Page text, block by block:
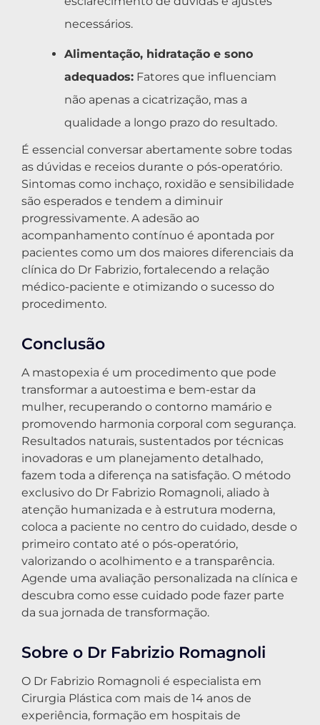
necessários.
Alimentação, hidratação e sono
adequados: Fatores que influenciam
não apenas a cicatrização, mas a
qualidade a longo prazo do resultado.
É essencial conversar abertamente sobre todas
as dúvidas e receios durante o pós-operatório.
Sintomas como inchaço, roxidão e sensibilidade
são esperados e tendem a diminuir
progressivamente. A adesão ao
acompanhamento contínuo é apontada por
pacientes como um dos maiores diferenciais da
clínica do Dr Fabrizio, fortalecendo a relação
médico-paciente e otimizando o sucesso do
procedimento.
Conclusão
A mastopexia é um procedimento que pode
transformar a autoestima e bem-estar da
mulher, recuperando o contorno mamário e
promovendo harmonia corporal com segurança.
Resultados naturais, sustentados por técnicas
inovadoras e um planejamento detalhado,
fazem toda a diferença na satisfação. O método
exclusivo do Dr Fabrizio Romagnoli, aliado à
atenção humanizada e à estrutura moderna,
coloca a paciente no centro do cuidado, desde o
primeiro contato até o pós-operatório,
valorizando o acolhimento e a transparência.
Agende uma avaliação personalizada na clínica e
descubra como esse cuidado pode fazer parte
da sua jornada de transformação.
Sobre o Dr Fabrizio Romagnoli
O Dr Fabrizio Romagnoli é especialista em
Cirurgia Plástica com mais de 14 anos de
experiência, formação em hospitais de